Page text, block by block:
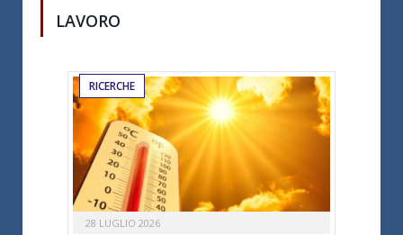
LAVORO
RICERCHE
28 LUGLIO 2026